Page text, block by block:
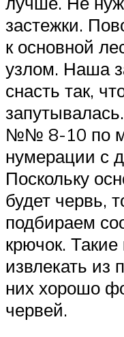
застежки.
к основной
узлом. Наша
снасть так,
№№ 8-10 по
нумерации с
Поскольку
будет червь,
подбираем
крючок.
извлекать из
них хорошо
червей.